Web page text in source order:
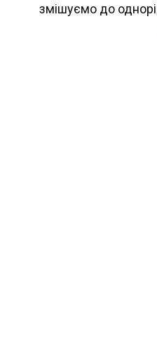
змішуємо до